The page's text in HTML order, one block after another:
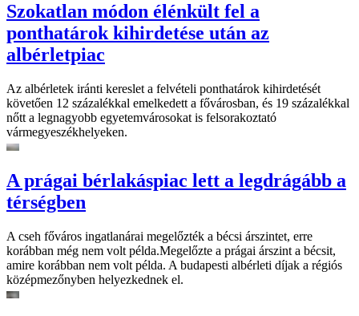
Szokatlan módon élénkült fel a
ponthatárok kihirdetése után az
albérletpiac
Az albérletek iránti kereslet a felvételi ponthatárok kihirdetését
követően 12 százalékkal emelkedett a fővárosban, és 19 százalékkal
nőtt a legnagyobb egyetemvárosokat is felsorakoztató
vármegyeszékhelyeken.
A prágai bérlakáspiac lett a legdrágább a
térségben
A cseh főváros ingatlanárai megelőzték a bécsi árszintet, erre
korábban még nem volt példa.Megelőzte a prágai árszint a bécsit,
amire korábban nem volt példa. A budapesti albérleti díjak a régiós
középmezőnyben helyezkednek el.